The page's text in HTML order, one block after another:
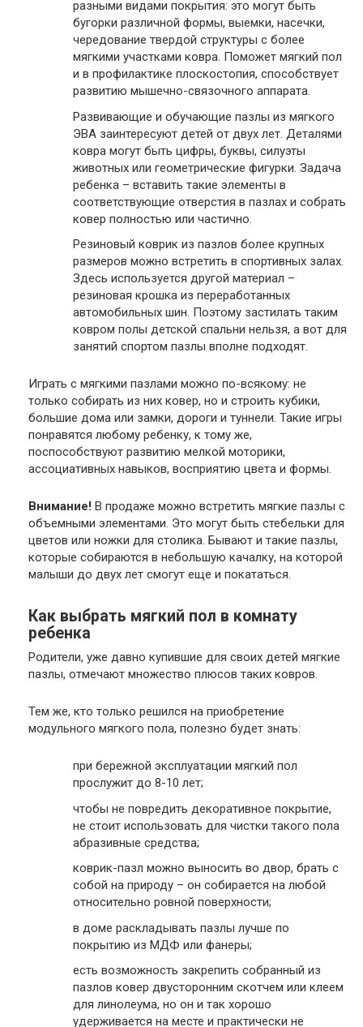
разными видами покрытия: это могут быть
бугорки различной формы, выемки, насечки,
чередование твердой структуры с более
мягкими участками ковра. Поможет мягкий пол
и в профилактике плоскостопия, способствует
развитию мышечно-связочного аппарата.
Развивающие и обучающие пазлы из мягкого
ЭВА заинтересуют детей от двух лет. Деталями
ковра могут быть цифры, буквы, силуэты
животных или геометрические фигурки. Задача
ребенка – вставить такие элементы в
соответствующие отверстия в пазлах и собрать
ковер полностью или частично.
Резиновый коврик из пазлов более крупных
размеров можно встретить в спортивных залах.
Здесь используется другой материал –
резиновая крошка из переработанных
автомобильных шин. Поэтому застилать таким
ковром полы детской спальни нельзя, а вот для
занятий спортом пазлы вполне подходят.
Играть с мягкими пазлами можно по-всякому: не
только собирать из них ковер, но и строить кубики,
большие дома или замки, дороги и туннели. Такие игры
понравятся любому ребенку, к тому же,
поспособствуют развитию мелкой моторики,
ассоциативных навыков, восприятию цвета и формы.
Внимание! В продаже можно встретить мягкие пазлы с
объемными элементами. Это могут быть стебельки для
цветов или ножки для столика. Бывают и такие пазлы,
которые собираются в небольшую качалку, на которой
малыши до двух лет смогут еще и покататься.
Как выбрать мягкий пол в комнату
ребенка
Родители, уже давно купившие для своих детей мягкие
пазлы, отмечают множество плюсов таких ковров.
Тем же, кто только решился на приобретение
модульного мягкого пола, полезно будет знать:
при бережной эксплуатации мягкий пол
прослужит до 8-10 лет;
чтобы не повредить декоративное покрытие,
не стоит использовать для чистки такого пола
абразивные средства;
коврик-пазл можно выносить во двор, брать с
собой на природу – он собирается на любой
относительно ровной поверхности;
в доме раскладывать пазлы лучше по
покрытию из МДФ или фанеры;
есть возможность закрепить собранный из
пазлов ковер двусторонним скотчем или клеем
для линолеума, но он и так хорошо
удерживается на месте и практически не